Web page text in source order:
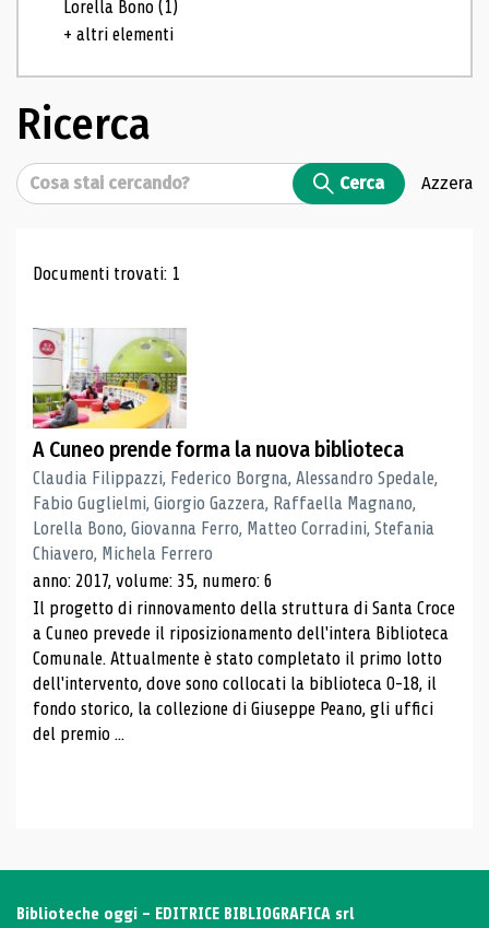
Lorella Bono(1)
+ altri elementi
Ricerca
Cerca Cerca Azzera
Risultati di ricerca
Documenti trovati: 1
A Cuneo prende forma la nuova biblioteca
Claudia Filippazzi, Federico Borgna, Alessandro Spedale,
Fabio Guglielmi, Giorgio Gazzera, Raffaella Magnano,
Lorella Bono, Giovanna Ferro, Matteo Corradini, Stefania
Chiavero, Michela Ferrero
anno: 2017, volume: 35, numero: 6
Il progetto di rinnovamento della struttura di Santa Croce
a Cuneo prevede il riposizionamento dell'intera Biblioteca
Comunale. Attualmente è stato completato il primo lotto
dell'intervento, dove sono collocati la biblioteca 0-18, il
fondo storico, la collezione di Giuseppe Peano, gli uffici
del premio ...
Biblioteche oggi - EDITRICE BIBLIOGRAFICA srl